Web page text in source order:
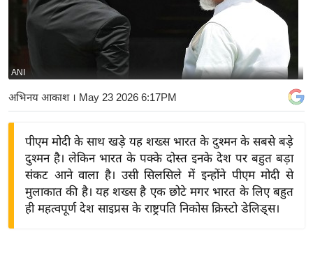
य
बि
ज़
द्यो
ANI
अभिनय आकाश। May 23 2026 6:17PM
पीएम मोदी के साथ खड़े यह शख्स भारत के दुश्मन के सबसे बड़े
दुश्मन है। लेकिन भारत के पक्के दोस्त इनके देश पर बहुत बड़ा
संकट आने वाला है। उसी सिलसिले में इन्होंने पीएम मोदी से
मुलाकात की है। यह शख्स है एक छोटे मगर भारत के लिए बहुत
ही महत्वपूर्ण देश साइप्रस के राष्ट्रपति निकोस क्रिस्टो डेलिड्स।